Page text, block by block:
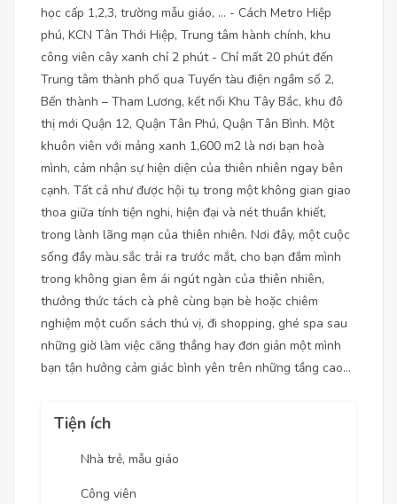
học cấp 1,2,3, trường mẫu giáo, … - Cách Metro Hiệp
phú, KCN Tân Thới Hiệp, Trung tâm hành chính, khu
công viên cây xanh chỉ 2 phút - Chỉ mất 20 phút đến
Trung tâm thành phố qua Tuyến tàu điện ngầm số 2,
Bến thành – Tham Lương, kết nối Khu Tây Bắc, khu đô
thị mới Quận 12, Quận Tân Phú, Quận Tân Bình. Một
khuôn viên với mảng xanh 1,600 m2 là nơi bạn hoà
mình, cảm nhận sự hiện diện của thiên nhiên ngay bên
cạnh. Tất cả như được hội tụ trong một không gian giao
thoa giữa tính tiện nghi, hiện đại và nét thuần khiết,
trong lành lãng mạn của thiên nhiên. Nơi đây, một cuộc
sống đầy màu sắc trải ra trước mắt, cho bạn đắm mình
trong không gian êm ái ngút ngàn của thiên nhiên,
thưởng thức tách cà phê cùng bạn bè hoặc chiêm
nghiệm một cuốn sách thú vị, đi shopping, ghé spa sau
những giờ làm việc căng thẳng hay đơn giản một mình
bạn tận hưởng cảm giác bình yên trên những tầng cao...
Tiện ích
Nhà trẻ, mẫu giáo
Công viên